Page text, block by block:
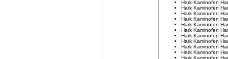
Hark Kaminofen
Hark Kaminofen
Hark Kaminofen
Hark Kaminofen
Hark Kaminofen
Hark Kaminofen
Hark Kaminofen
Hark Kaminofen
Hark Kaminofen
Hark Kaminofen
Hark Kaminofen